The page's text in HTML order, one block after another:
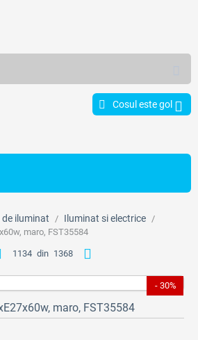
Cosul este gol
iluminat / Iluminat si electrice /
maro, FST35584
1134 din 1368
- 30%
maro, FST35584